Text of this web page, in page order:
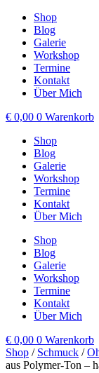
Shop
Blog
Galerie
Workshop
Termine
Kontakt
Über Mich
€ 0,00 0 Warenkorb
Shop
Blog
Galerie
Workshop
Termine
Kontakt
Über Mich
Shop
Blog
Galerie
Workshop
Termine
Kontakt
Über Mich
€ 0,00 0 Warenkorb
Shop / Schmuck /
aus Polymer-Ton –